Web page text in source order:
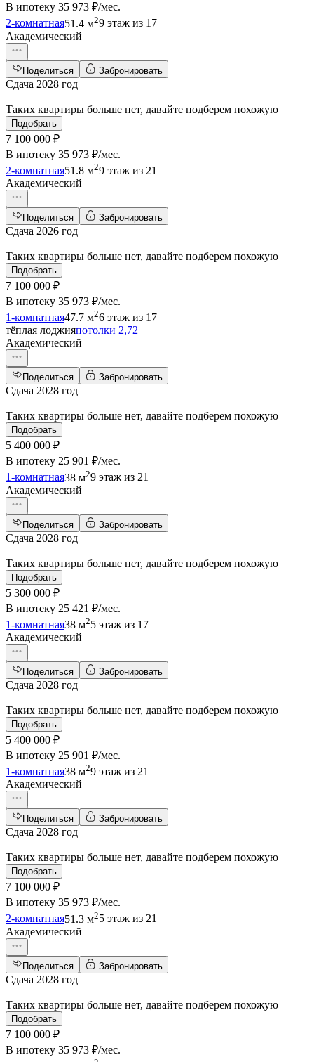
В ипотеку 35 973 ₽/мес.
2-комнатная51.4 м29 этаж из 17
Академический
Поделиться Забронировать
Сдача 2028 год
Таких квартиры больше нет, давайте подберем похожую
Подобрать
7 100 000 ₽
В ипотеку 35 973 ₽/мес.
2-комнатная51.8 м29 этаж из 21
Академический
Поделиться Забронировать
Сдача 2026 год
Таких квартиры больше нет, давайте подберем похожую
Подобрать
7 100 000 ₽
В ипотеку 35 973 ₽/мес.
1-комнатная47.7 м26 этаж из 17
тёплая лоджияпотолки 2,72
Академический
Поделиться Забронировать
Сдача 2028 год
Таких квартиры больше нет, давайте подберем похожую
Подобрать
5 400 000 ₽
В ипотеку 25 901 ₽/мес.
1-комнатная38 м29 этаж из 21
Академический
Поделиться Забронировать
Сдача 2028 год
Таких квартиры больше нет, давайте подберем похожую
Подобрать
5 300 000 ₽
В ипотеку 25 421 ₽/мес.
1-комнатная38 м25 этаж из 17
Академический
Поделиться Забронировать
Сдача 2028 год
Таких квартиры больше нет, давайте подберем похожую
Подобрать
5 400 000 ₽
В ипотеку 25 901 ₽/мес.
1-комнатная38 м29 этаж из 21
Академический
Поделиться Забронировать
Сдача 2028 год
Таких квартиры больше нет, давайте подберем похожую
Подобрать
7 100 000 ₽
В ипотеку 35 973 ₽/мес.
2-комнатная51.3 м25 этаж из 21
Академический
Поделиться Забронировать
Сдача 2028 год
Таких квартиры больше нет, давайте подберем похожую
Подобрать
7 100 000 ₽
В ипотеку 35 973 ₽/мес.